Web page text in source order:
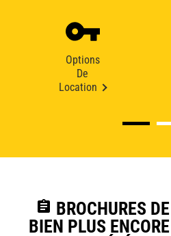
Options
De
Location
assignment BROCHURES
BIEN PLUS